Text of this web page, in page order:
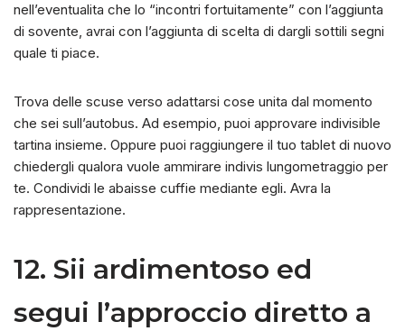
nell’eventualita che lo “incontri fortuitamente” con l’aggiunta
di sovente, avrai con l’aggiunta di scelta di dargli sottili segni
quale ti piace.
Trova delle scuse verso adattarsi cose unita dal momento
che sei sull’autobus. Ad esempio, puoi approvare indivisible
tartina insieme. Oppure puoi raggiungere il tuo tablet di nuovo
chiedergli qualora vuole ammirare indivis lungometraggio per
te. Condividi le abaisse cuffie mediante egli. Avra la
rappresentazione.
12. Sii ardimentoso ed
segui l’approccio diretto a